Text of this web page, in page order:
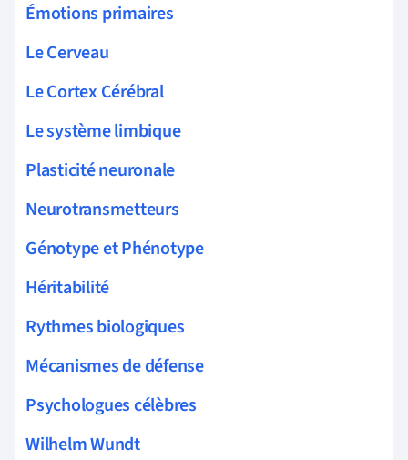
Émotions primaires
Le Cerveau
Le Cortex Cérébral
Le système limbique
Plasticité neuronale
Neurotransmetteurs
Génotype et Phénotype
Héritabilité
Rythmes biologiques
Mécanismes de défense
Psychologues célèbres
Wilhelm Wundt